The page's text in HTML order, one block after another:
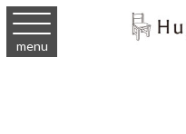
menu